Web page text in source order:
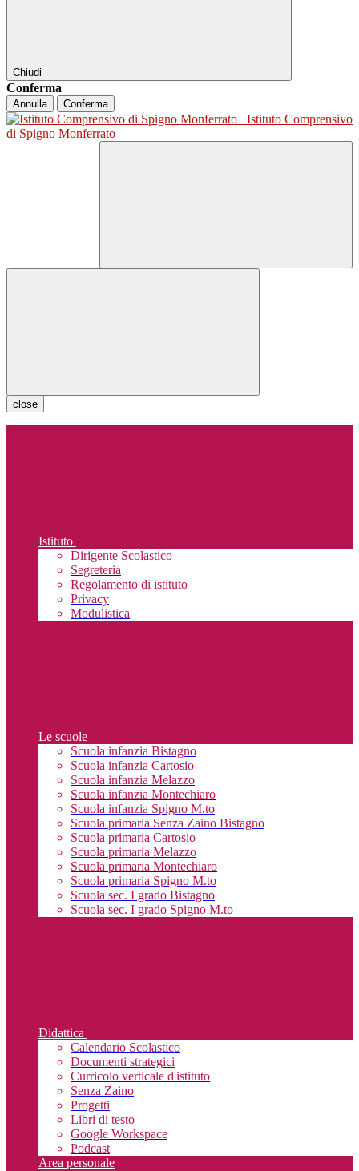
Chiudi
Conferma
Annulla Conferma
Istituto Comprensivo
di Spigno Monferrato
close
Istituto
Dirigente Scolastico
Segreteria
Regolamento di istituto
Privacy
Modulistica
Le scuole
Scuola infanzia Bistagno
Scuola infanzia Cartosio
Scuola infanzia Melazzo
Scuola infanzia Montechiaro
Scuola infanzia Spigno M.to
Scuola primaria Senza Zaino Bistagno
Scuola primaria Cartosio
Scuola primaria Melazzo
Scuola primaria Montechiaro
Scuola primaria Spigno M.to
Scuola sec. I grado Bistagno
Scuola sec. I grado Spigno M.to
Didattica
Calendario Scolastico
Documenti strategici
Curricolo verticale d'istituto
Senza Zaino
Progetti
Libri di testo
Google Workspace
Podcast
Area personale